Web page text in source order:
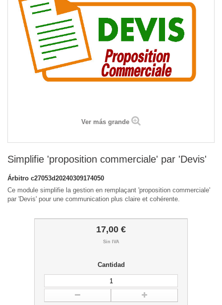
Ver más grande
Simplifie 'proposition commerciale' par 'Devis'
Árbitro c27053d20240309174050
Ce module simplifie la gestion en remplaçant 'proposition commerciale'
par 'Devis' pour une communication plus claire et cohérente.
17,00 €
Sin IVA
Cantidad